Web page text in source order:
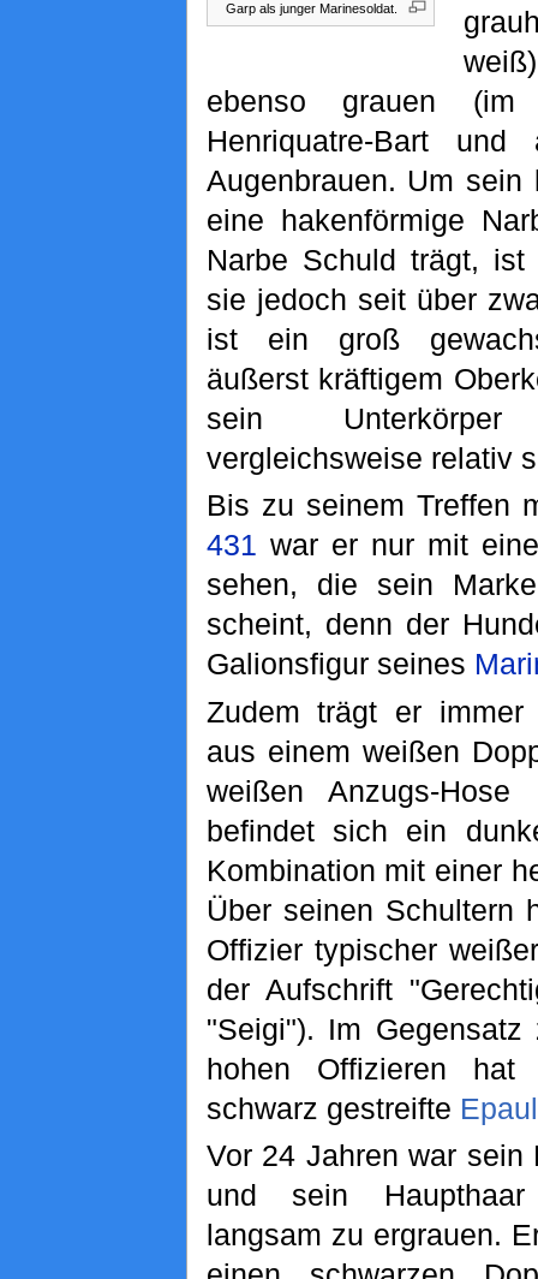
Garp als junger Marinesoldat.
ebenso grauen (im
Henriquatre-Bart und
Augenbrauen. Um
eine hakenförmige
Narbe Schuld trägt,
sie jedoch seit über
ist ein groß
äußerst kräftigem
sein
vergleichsweise relativ
Bis zu seinem Treffen
431 war er nur mit
sehen, die sein
scheint, denn der
Galionsfigur seines
Zudem trägt er
aus einem weißen
weißen Anzugs-Hose
befindet sich ein
Kombination mit einer
Über seinen Schultern
Offizier typischer
der Aufschrift
"Seigi"). Im
hohen Offizieren
schwarz gestreifte
Vor 24 Jahren war sein
und sein
langsam zu ergrauen.